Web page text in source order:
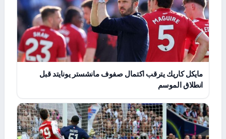
مايكل كاريك يترقب اكتمال صفوف مانشستر يونايتد قبل
انطلاق الموسم